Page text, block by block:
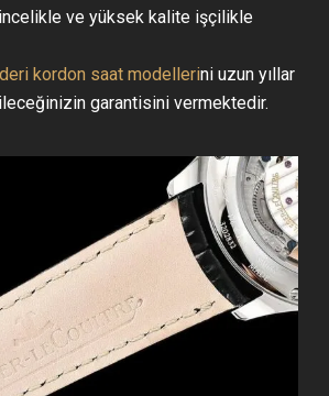
incelikle ve yüksek kalite işçilikle
deri kordon saat modellerini uzun yıllar
garantisini vermektedir.